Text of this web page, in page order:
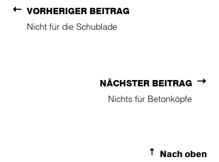
VORHERIGER BEITRAG
Nicht für die Schublade
NÄCHSTER BEITRAG
Nichts für Betonköpfe
Nach oben